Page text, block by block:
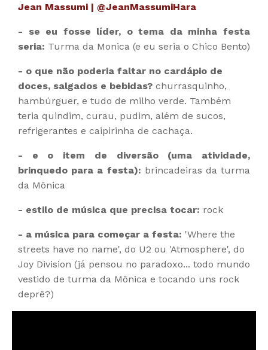
Jean Massumi | @JeanMassumiHara
- se eu fosse líder, o tema da minha festa
seria: Turma da Monica (e eu seria o Chico Bento)
- o que não poderia faltar no cardápio de
doces, salgados e bebidas? churrasquinho,
hambúrguer, e tudo de milho verde. Também
teria quindim, curau, pudim, além de sucos,
refrigerantes e caipirinha de cachaça.
- e o item de diversão (uma atividade,
brinquedo para a festa): brincadeiras da turma
da Mônica
- estilo de música que precisa tocar: rock
- a música para começar a festa: 'Where the
streets have no name', do U2 ou 'Atmosphere', do
Joy Division (já pensou no paradoxo... todo mundo
vestido de turma da Mônica e tocando uns rock
deprê?)